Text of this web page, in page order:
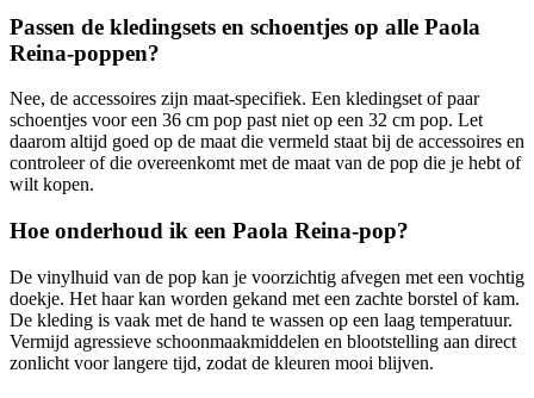
Passen de kledingsets en schoentjes op alle Paola
Reina-poppen?
Nee, de accessoires zijn maat-specifiek. Een kledingset of paar
schoentjes voor een 36 cm pop past niet op een 32 cm pop. Let
daarom altijd goed op de maat die vermeld staat bij de accessoires en
controleer of die overeenkomt met de maat van de pop die je hebt of
wilt kopen.
Hoe onderhoud ik een Paola Reina-pop?
De vinylhuid van de pop kan je voorzichtig afvegen met een vochtig
doekje. Het haar kan worden gekand met een zachte borstel of kam.
De kleding is vaak met de hand te wassen op een laag temperatuur.
Vermijd agressieve schoonmaakmiddelen en blootstelling aan direct
zonlicht voor langere tijd, zodat de kleuren mooi blijven.